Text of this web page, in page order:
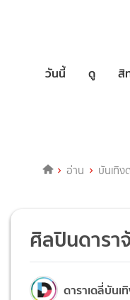
วันนี้ ดู สิ
อ่าน บันเทิง
ศิลปินดารา
ดาราเดลี่บันเ